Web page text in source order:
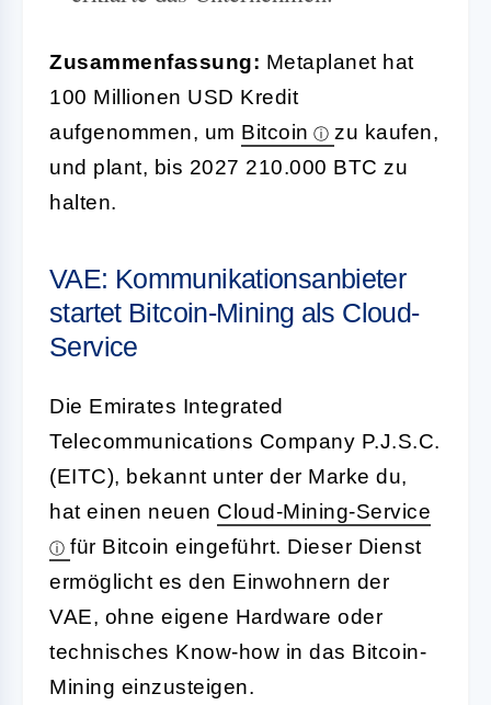
Zusammenfassung: Metaplanet hat
100 Millionen USD Kredit
aufgenommen, um Bitcoin
zu kaufen,
und plant, bis 2027 210.000 BTC zu
halten.
VAE: Kommunikationsanbieter
startet Bitcoin-Mining als Cloud-
Service
Die Emirates Integrated
Telecommunications Company P.J.S.C.
(EITC), bekannt unter der Marke du,
hat einen neuen Cloud-Mining-Service
für Bitcoin eingeführt. Dieser Dienst
ermöglicht es den Einwohnern der
VAE, ohne eigene Hardware oder
technisches Know-how in das Bitcoin-
Mining einzusteigen.